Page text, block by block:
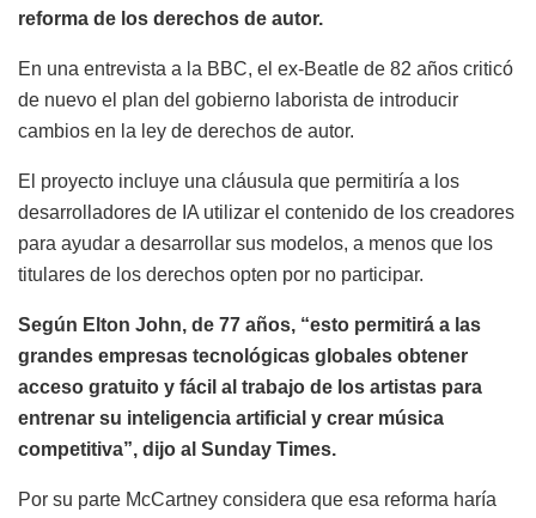
reforma de los derechos de autor.
En una entrevista a la BBC, el ex-Beatle de 82 años criticó
de nuevo el plan del gobierno laborista de introducir
cambios en la ley de derechos de autor.
El proyecto incluye una cláusula que permitiría a los
desarrolladores de IA utilizar el contenido de los creadores
para ayudar a desarrollar sus modelos, a menos que los
titulares de los derechos opten por no participar.
Según Elton John, de 77 años, “esto permitirá a las
grandes empresas tecnológicas globales obtener
acceso gratuito y fácil al trabajo de los artistas para
entrenar su inteligencia artificial y crear música
competitiva”, dijo al Sunday Times.
Por su parte McCartney considera que esa reforma haría